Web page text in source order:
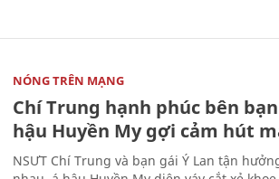
NÓNG TRÊN MẠNG
Chí Trung hạnh phúc bên
hậu Huyền My gợi cảm hút
NSƯT Chí Trung và bạn gái Ý Lan tận